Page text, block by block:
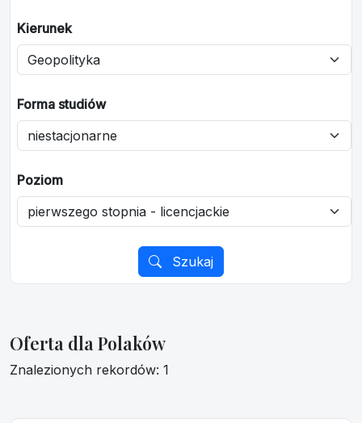
Kierunek
Forma studiów
Poziom
Szukaj
Oferta dla Polaków
Znalezionych rekordów: 1